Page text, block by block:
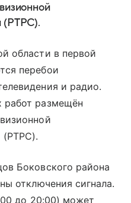
(РТРС).
области в первой
перебои
и радио.
работ размещён
(РТРС).
Боковского района
отключения сигнала.
до 20:00) может